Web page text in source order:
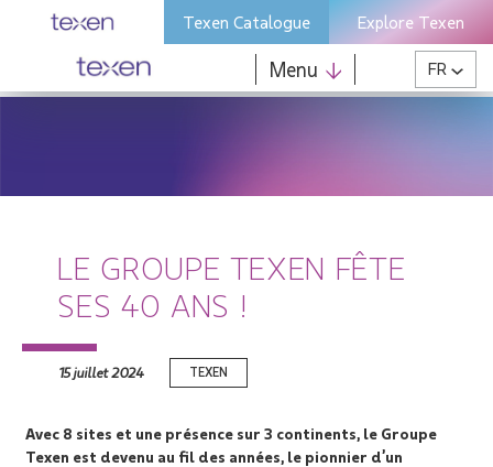
Texen Catalogue Explore Texen
Menu FR
LE GROUPE TEXEN FÊTE
SES 40 ANS !
15 juillet 2024 TEXEN
Avec 8 sites et une présence sur 3 continents, le Groupe
Texen est devenu au fil des années, le pionnier d’un